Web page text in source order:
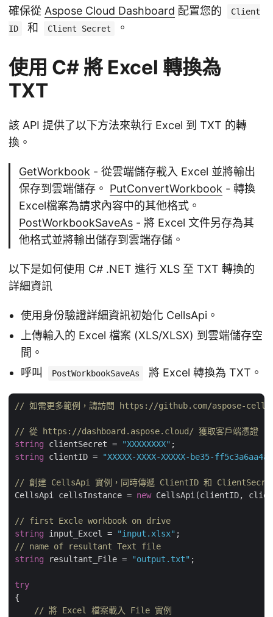
確保從 Aspose Cloud Dashboard 配置您的
Client
ID
和 Client Secret 。
使用 C# 將 Excel 轉換為
TXT
該 API 提供了以下方法來執行 Excel 到 TXT 的轉
換。
GetWorkbook - 從雲端儲存載入 Excel 並將輸出
保存到雲端儲存。 PutConvertWorkbook - 轉換
Excel檔案為請求內容中的其他格式。
PostWorkbookSaveAs - 將 Excel 文件另存為其
他格式並將輸出儲存到雲端存儲。
以下是如何使用 C# .NET 進行 XLS 至 TXT 轉換的
詳細資訊
使用身份驗證詳細資訊初始化 CellsApi。
上傳輸入的 Excel 檔案 (XLS/XLSX) 到雲端儲存空
間。
呼叫
PostWorkbookSaveAs 將 Excel 轉換為 TXT。
// 如需更多範例，請訪問 https://github.com/aspose-
// 從 https://dashboard.aspose.cloud/ 獲取客戶端憑證
string clientSecret = "XXXXXXXX"
string clientID = "XXXXX-XXXX-XXXXX-be35-
// 創建 CellsApi 實例，同時傳遞 ClientID 和
CellsApi cellsInstance = new CellsApi(clientID,
// first Excle workbook on drive
string input_Excel = "input.xlsx"
// name of resultant Text file
string resultant_File = "output.txt" ;
try
{
// 將 Excel 檔案載入 File 實例